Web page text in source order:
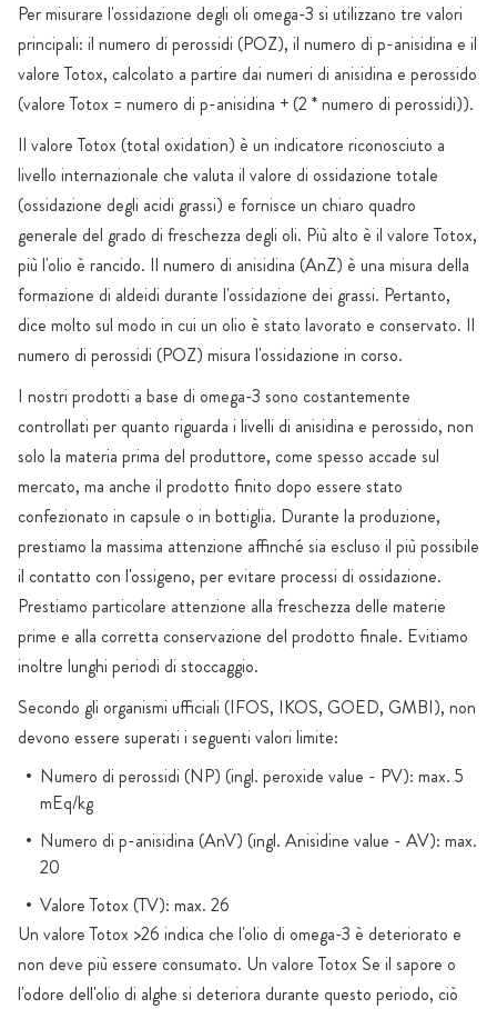
Per misurare l'ossidazione degli oli omega-3 si utilizzano tre valori
principali: il numero di perossidi (POZ), il numero di p-anisidina e il
valore Totox, calcolato a partire dai numeri di anisidina e perossido
(valore Totox = numero di p-anisidina + (2 * numero di perossidi)).
Il valore Totox (total oxidation) è un indicatore riconosciuto a
livello internazionale che valuta il valore di ossidazione totale
(ossidazione degli acidi grassi) e fornisce un chiaro quadro
generale del grado di freschezza degli oli. Più alto è il valore Totox,
più l'olio è rancido. Il numero di anisidina (AnZ) è una misura della
formazione di aldeidi durante l'ossidazione dei grassi. Pertanto,
dice molto sul modo in cui un olio è stato lavorato e conservato. Il
numero di perossidi (POZ) misura l'ossidazione in corso.
I nostri prodotti a base di omega-3 sono costantemente
controllati per quanto riguarda i livelli di anisidina e perossido, non
solo la materia prima del produttore, come spesso accade sul
mercato, ma anche il prodotto finito dopo essere stato
confezionato in capsule o in bottiglia. Durante la produzione,
prestiamo la massima attenzione affinché sia escluso il più possibile
il contatto con l'ossigeno, per evitare processi di ossidazione.
Prestiamo particolare attenzione alla freschezza delle materie
prime e alla corretta conservazione del prodotto finale. Evitiamo
inoltre lunghi periodi di stoccaggio.
Secondo gli organismi ufficiali (IFOS, IKOS, GOED, GMBI), non
devono essere superati i seguenti valori limite:
Numero di perossidi (NP) (ingl. peroxide value - PV): max. 5
mEq/kg
Numero di p-anisidina (AnV) (ingl. Anisidine value - AV): max.
20
Valore Totox (TV): max. 26
Un valore Totox >26 indica che l'olio di omega-3 è deteriorato e
non deve più essere consumato. Un valore Totox Se il sapore o
l'odore dell'olio di alghe si deteriora durante questo periodo, ciò